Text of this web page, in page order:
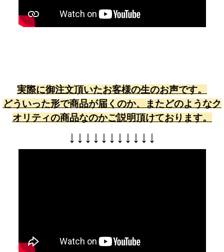
実際に御注文頂いたお客様の生のお声です。
どういった形で商品が届くのか、またどのようなク
オリティの商品なのかご説明頂けております。
↓ ↓ ↓ ↓ ↓ ↓ ↓ ↓ ↓ ↓ ↓